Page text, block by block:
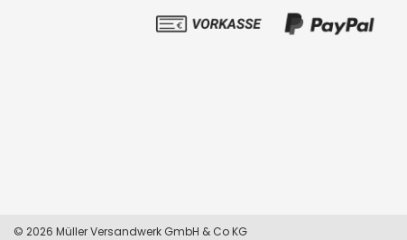
© 2026 Müller Versandwerk GmbH & Co KG